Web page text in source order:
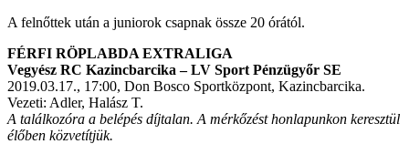
A felnőttek után a juniorok csapnak össze 20 órától.
FÉRFI RÖPLABDA EXTRALIGA
Vegyész RC Kazincbarcika – LV Sport Pénzügyőr SE
2019.03.17., 17:00, Don Bosco Sportközpont, Kazincbarcika.
Vezeti: Adler, Halász T.
A találkozóra a belépés díjtalan. A mérkőzést honlapunkon keresztül
élőben közvetítjük.